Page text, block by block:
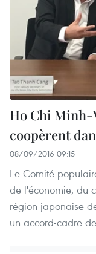
Ho Chi Minh-
coopèrent
08/09/2016 09:15
Le Comité
de l'économie, du
région japonaise
un accord-cadre